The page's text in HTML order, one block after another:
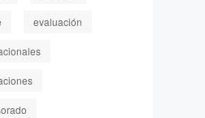
evaluación